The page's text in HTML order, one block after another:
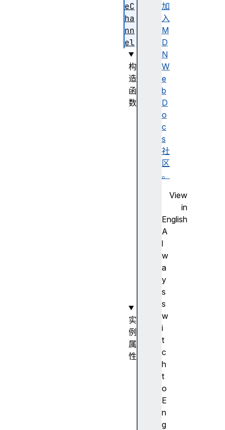
加
入
M
D
N
W
e
b
D
o
c
s
社
区
。
View
in
English
A
l
w
a
y
s
s
w
i
t
c
h
t
o
E
n
g
eC
ha
nn
el
构
造
函
数
实
例
属
性